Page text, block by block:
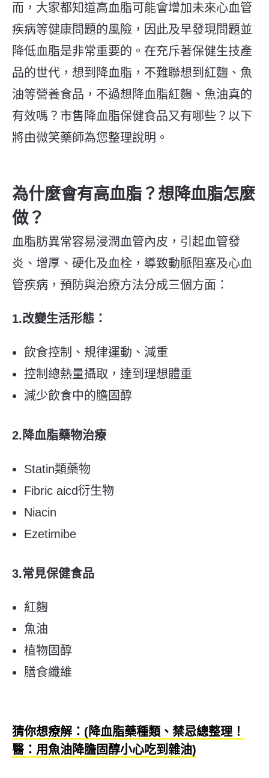
而，大家都知道高血脂可能會增加未來心血管
疾病等健康問題的風險，因此及早發現問題並
降低血脂是非常重要的。在充斥著保健生技產
品的世代，想到降血脂，不難聯想到紅麴、魚
油等營養食品，不過想降血脂紅麴、魚油真的
有效嗎？市售降血脂保健食品又有哪些？以下
將由微笑藥師為您整理說明。
為什麼會有高血脂？想降血脂怎麼
做？
血脂肪異常容易浸潤血管內皮，引起血管發
炎、增厚、硬化及血栓，導致動脈阻塞及心血
管疾病，預防與治療方法分成三個方面：
1.改變生活形態：
飲食控制、規律運動、減重
控制總熱量攝取，達到理想體重
減少飲食中的膽固醇
2.降血脂藥物治療
Statin類藥物
Fibric aicd衍生物
Niacin
Ezetimibe
3.常見保健食品
紅麴
魚油
植物固醇
膳食纖維
猜你想療解：(降血脂藥種類、禁忌總整理！
醫：用魚油降膽固醇小心吃到雜油)